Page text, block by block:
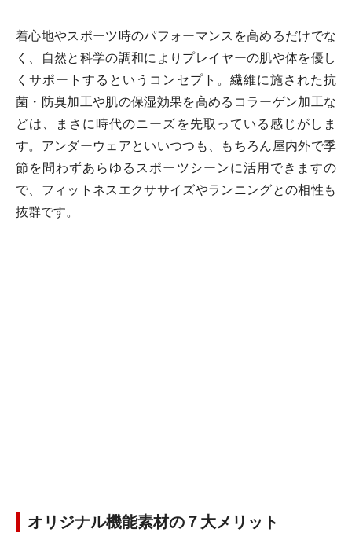
着心地やスポーツ時のパフォーマンスを高めるだけでな
く、自然と科学の調和によりプレイヤーの肌や体を優し
くサポートするというコンセプト。繊維に施された抗
菌・防臭加工や肌の保湿効果を高めるコラーゲン加工な
どは、まさに時代のニーズを先取っている感じがしま
す。アンダーウェアといいつつも、もちろん屋内外で季
節を問わずあらゆるスポーツシーンに活用できますの
で、フィットネスエクササイズやランニングとの相性も
抜群です。
オリジナル機能素材の７大メリット